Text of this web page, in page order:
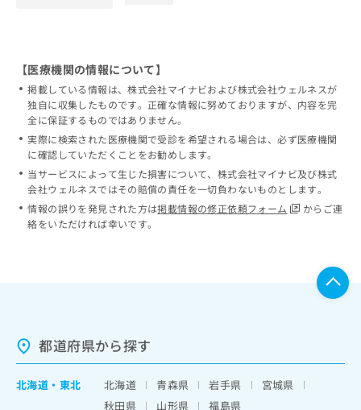
【医療機関の情報について】
掲載している情報は、株式会社マイナビおよび株式会社ウェルネスが
独自に収集したものです。正確な情報に努めておりますが、内容を完
全に保証するものではありません。
実際に検索された医療機関で受診を希望される場合は、必ず医療機関
に確認していただくことをお勧めします。
当サービスによって生じた損害について、株式会社マイナビ及び株式
会社ウェルネスではその賠償の責任を一切負わないものとします。
情報の誤りを発見された方は掲載情報の修正依頼フォーム
からご連
絡をいただければ幸いです。
都道府県から探す
北海道 ・ 東北 北海道 青森県 岩手県
宮城県
秋田県
山形県
福島県